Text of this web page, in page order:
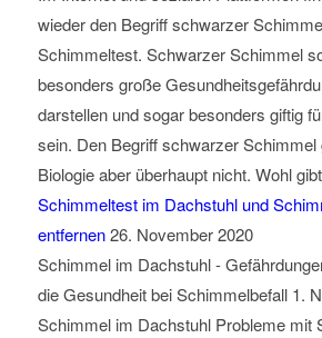
wieder den Begriff schwarzer
Schimmeltest. Schwarzer Schimmel
besonders große
darstellen und sogar besonders giftig
sein. Den Begriff schwarzer Schimmel
Biologie aber überhaupt nicht. Wohl
Schimmeltest im Dachstuhl und
entfernen 26. November 2020
Schimmel im Dachstuhl -
die Gesundheit bei Schimmelbefall 1.
Schimmel im Dachstuhl Probleme mit